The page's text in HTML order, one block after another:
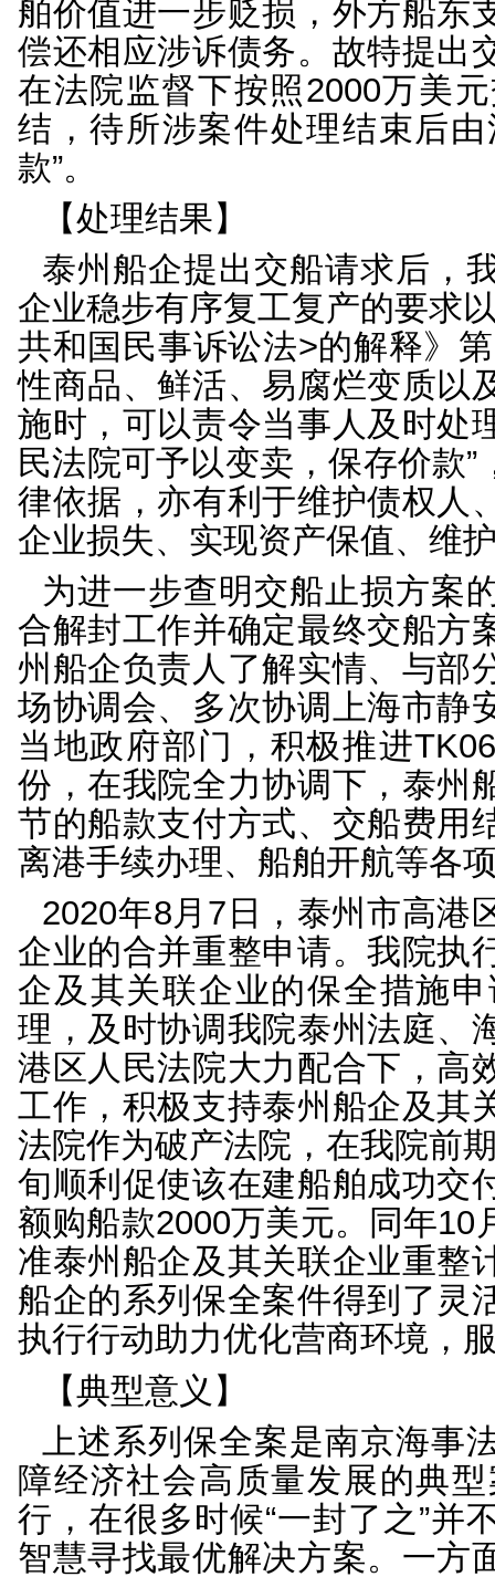
实施保全后，我院收
下交付TK0630船舶的
方购船船东交船条件，
与船东方多轮沟通，船
按期向该外方购船船东
舶维护保养费用，还需
而当前散货船市场和二
舶价值进一步贬损，外
偿还相应涉诉债务。故
在法院监督下按照
结，待所涉案件处理结
款”。
【处理结果】
泰州船企提出交船请
企业稳步有序复工复产
共和国民事诉讼法>的
性商品、鲜活、易腐烂
施时，可以责令当事人
民法院可予以变卖，保
律依据，亦有利于维护
企业损失、实现资产保
为进一步查明交船止
合解封工作并确定最终
州船企负责人了解实情
场协调会、多次协调上
当地政府部门，积极推
份，在我院全力协调下
节的船款支付方式、交
离港手续办理、船舶开
2020年8月7日，泰州
企业的合并重整申请。